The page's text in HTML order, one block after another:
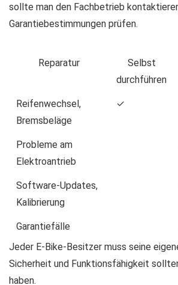
sollte man den Fachbetrieb
Garantiebestimmungen prüfen.
Reparatur
Selbst
durchführen
Reifenwechsel,
Bremsbeläge
✓
Probleme am
Elektroantrieb
Software-Updates,
Kalibrierung
Garantiefälle
Jeder E-Bike-Besitzer muss seine
Sicherheit und Funktionsfähigkeit
haben.